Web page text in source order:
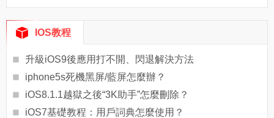
IOS教程
升級iOS9後應用打不開、閃退解決方法
iphone5s死機黑屏/藍屏怎麼辦？
iOS8.1.1越獄之後“3K助手”怎麼刪除？
iOS7基礎教程：用戶詞典怎麼使用？